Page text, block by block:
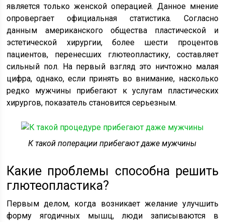
является только женской операцией. Данное мнение
опровергает официальная статистика. Согласно
данным американского общества пластической и
эстетической хирургии, более шести процентов
пациентов, перенесших глютеопластику, составляет
сильный пол. На первый взгляд это ничтожно малая
цифра, однако, если принять во внимание, насколько
редко мужчины прибегают к услугам пластических
хирургов, показатель становится серьезным.
К такой поперации прибегают даже мужчины
Какие проблемы способна решить
глютеопластика?
Первым делом, когда возникает желание улучшить
форму ягодичных мышц, люди записываются в